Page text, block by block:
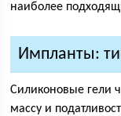
наиболее
Импланты:
Силиконовые гели
массу и